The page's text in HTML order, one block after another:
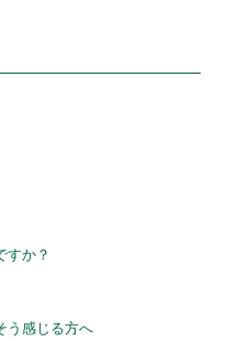
すか？
う感じる方へ